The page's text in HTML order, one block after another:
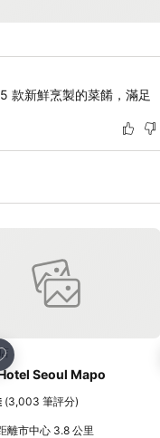
款新鮮烹製的菜餚，滿足
收藏夾
Seoul Mapo
(3,003 筆評分)
離市中心 3.8 公里